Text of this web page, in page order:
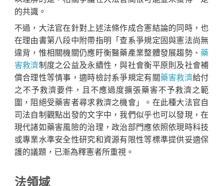
的共識。
不過，大法官在針對上述法條作成合憲結論的同時，也
在理由書第八段中附帶指明「查系爭規定固與憲法尚無
違背，惟相關機關仍應盱衡醫藥產業整體發展趨勢、 藥
害救濟制度之公益及永續性，與社會衡平原則及社會補
償合理性等情事，適時檢討系爭規定有關藥害救濟給付
之不予救濟要件，且不應過度擴張藥害不予救濟之範
圍，阻絕受藥害者尋求救濟之機會」。在此種大法官自
司法自制觀點出發的文字中，我們似乎也可以發現，在
現代諸如藥害風險的治理，政治部門應依照依現時科技
或專業水準安全性研究和資源有限性等標準提供妥適保
護的議題，已漸為釋憲者所重視。
法領域